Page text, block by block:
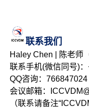
联系我们
Haley Chen | 陈老师
联系手机(微信同号)
QQ咨询：766847024
会议邮箱：
（联系请备注